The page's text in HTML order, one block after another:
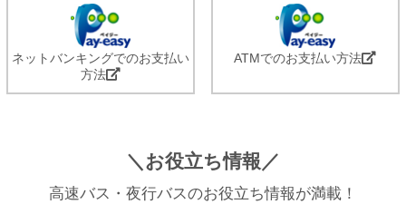
ネットバンキングでのお支払い
方法
ATMでのお支払い方法
＼お役立ち情報／
高速バス・夜行バスのお役立ち情報が満載！